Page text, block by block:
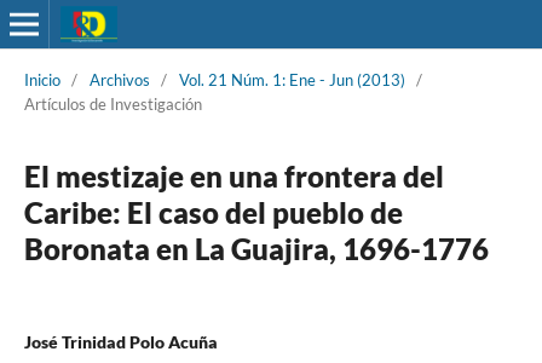
Inicio / Archivos / Vol. 21 Núm. 1: Ene - Jun (2013)
/
Artículos de Investigación
El mestizaje en una frontera del
Caribe: El caso del pueblo de
Boronata en La Guajira, 1696-1776
José Trinidad Polo Acuña